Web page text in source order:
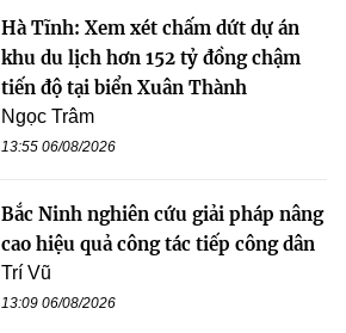
Hà Tĩnh: Xem xét chấm dứt dự án
khu du lịch hơn 152 tỷ đồng chậm
tiến độ tại biển Xuân Thành
Ngọc Trâm
13:55 06/08/2026
Bắc Ninh nghiên cứu giải pháp nâng
cao hiệu quả công tác tiếp công dân
Trí Vũ
13:09 06/08/2026